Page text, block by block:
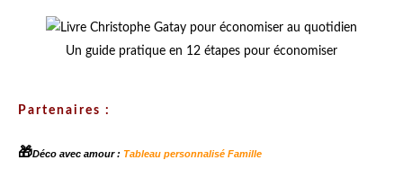
Un guide pratique en 12 étapes pour économiser
Partenaires :
🎁Déco avec amour : Tableau personnalisé Famille